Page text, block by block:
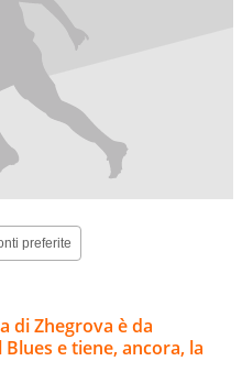
preferite
di Zhegrova è da
e tiene, ancora, la